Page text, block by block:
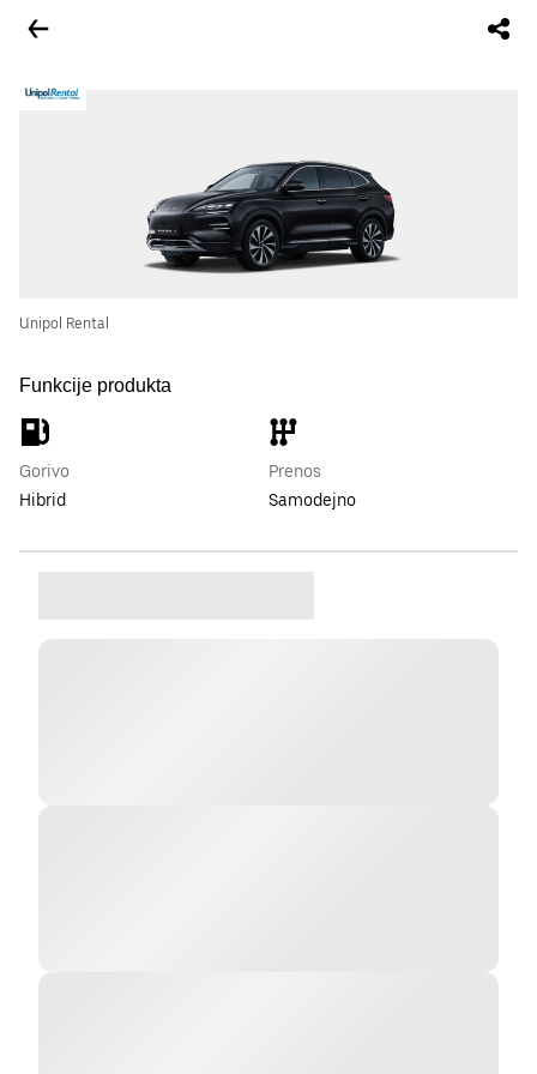
Unipol Rental
Funkcije produkta
Gorivo
Hibrid
Prenos
Samodejno